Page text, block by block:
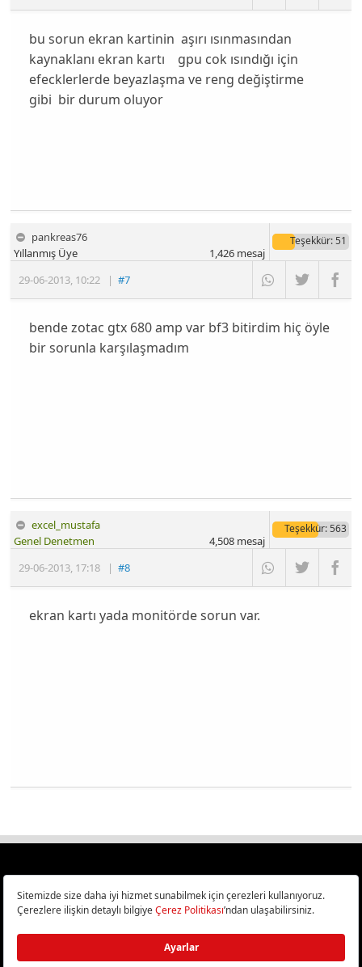
bu sorun ekran kartinin aşırı ısınmasından
kaynaklanı ekran kartı gpu cok ısındığı için
efecklerlerde beyazlaşma ve reng değiştirme
gibi bir durum oluyor
pankreas76
29-06-2013, 10:22 |#7
Yıllanmış Üye
Teşekkür: 51
1,426mesaj
bende zotac gtx 680 amp var bf3 bitirdim hiç öyle
bir sorunla karşılaşmadım
excel_mustafa
29-06-2013, 17:18 |#8
Genel Denetmen
Teşekkür: 563
4,508mesaj
ekran kartı yada monitörde sorun var.
Türkiye
Bilişim ve Teknoloji Haberleri CHIP Online’da!